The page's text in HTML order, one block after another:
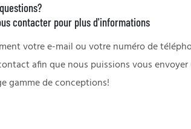
contacter pour plus d'informations
votre e-mail ou votre numéro de
afin que nous puissions vous
gamme de conceptions!